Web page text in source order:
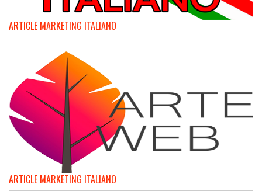
ARTICLE MARKETING ITALIANO
ARTICLE MARKETING ITALIANO